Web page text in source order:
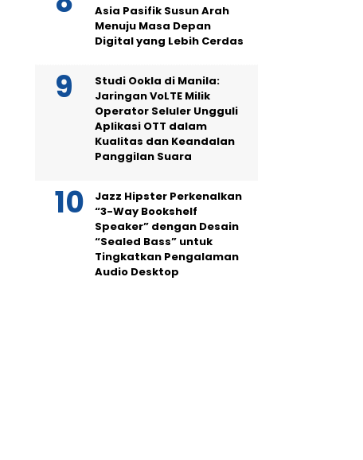
Asia Pasifik Susun Arah
Menuju Masa Depan
Digital yang Lebih Cerdas
Studi Ookla di Manila:
Jaringan VoLTE Milik
Operator Seluler Ungguli
Aplikasi OTT dalam
Kualitas dan Keandalan
Panggilan Suara
Jazz Hipster Perkenalkan
“3-Way Bookshelf
Speaker” dengan Desain
“Sealed Bass” untuk
Tingkatkan Pengalaman
Audio Desktop